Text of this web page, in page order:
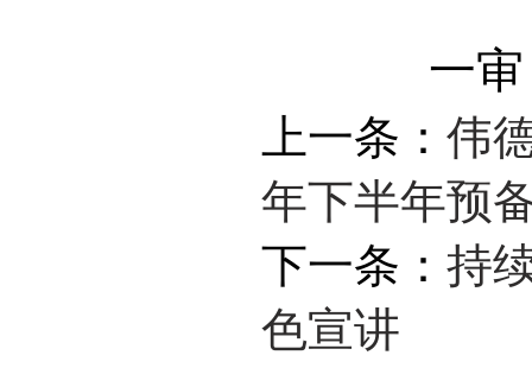
一
上一条： 伟
年下半年预
下一条： 持
色宣讲